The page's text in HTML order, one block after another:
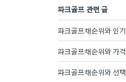
파크골프 관련 글
파크골프채순위와 인
파크골프채순위와 가
파크골프채순위와 선